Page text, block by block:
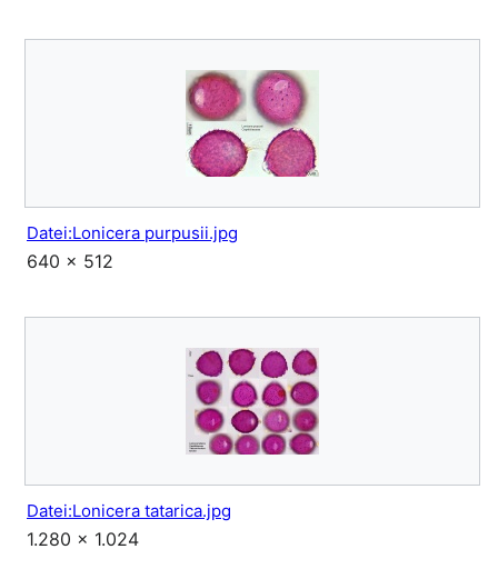
Datei:Lonicera purpusii.jpg
640 × 512
Datei:Lonicera tatarica.jpg
1.280 × 1.024